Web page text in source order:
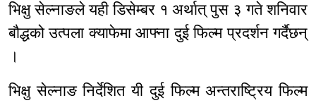
भिक्षु सेल्नाङले यही डिसेम्बर १ अर्थात् पुस ३ गते शनिवार
बौद्धको उत्पला क्याफेमा आफ्ना दुई फिल्म प्रदर्शन गर्दैछन्
।
भिक्षु सेल्नाङ निर्देशित यी दुई फिल्म अन्तराष्ट्रिय फिल्म